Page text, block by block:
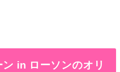
in ローソンのオリ